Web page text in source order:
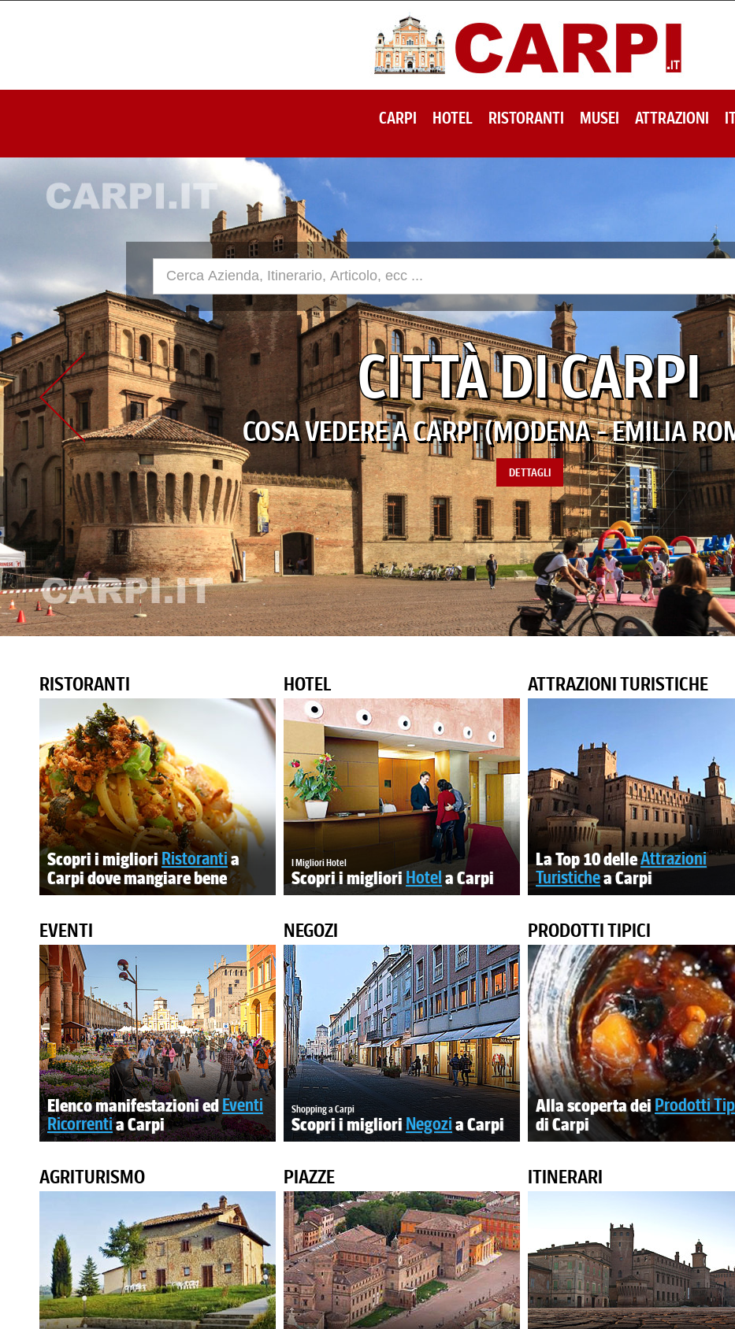
CARPI HOTEL RISTORANTI MUSEI ATTRAZIONI
CITTÀ DI CARPI
COSA VEDERE A CARPI (MODENA - EMILIA
DETTAGLI
Prev
RISTORANTI
Scopri i miglioriRistorantia
Carpi dove mangiare bene
HOTEL
I Migliori Hotel
Scopri i migliori Hotela Carpi
ATTRAZIONI TURISTICHE
La Top 10 delleAttrazioni
Turistichea Carpi
EVENTI
Elenco manifestazioni edEventi
Ricorrentia Carpi
NEGOZI
Shopping a Carpi
Scopri i miglioriNegozia Carpi
PRODOTTI TIPICI
Alla scoperta dei Prodotti
di Carpi
AGRITURISMO PIAZZE ITINERARI